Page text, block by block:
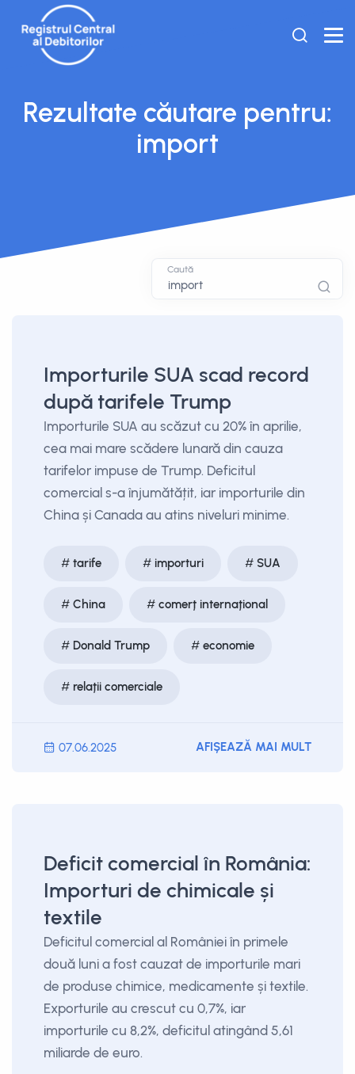
Rezultate căutare pentru:
import
Caută
Importurile SUA scad record
după tarifele Trump
Importurile SUA au scăzut cu 20% în aprilie,
cea mai mare scădere lunară din cauza
tarifelor impuse de Trump. Deficitul
comercial s-a înjumătățit, iar importurile din
China și Canada au atins niveluri minime.
tarife importuri SUA
China comerț internațional
Donald Trump economie
relații comerciale
07.06.2025 AFIȘEAZĂ MAI MULT
Deficit comercial în România:
Importuri de chimicale și
textile
Deficitul comercial al României în primele
două luni a fost cauzat de importurile mari
de produse chimice, medicamente și textile.
Exporturile au crescut cu 0,7%, iar
importurile cu 8,2%, deficitul atingând 5,61
miliarde de euro.